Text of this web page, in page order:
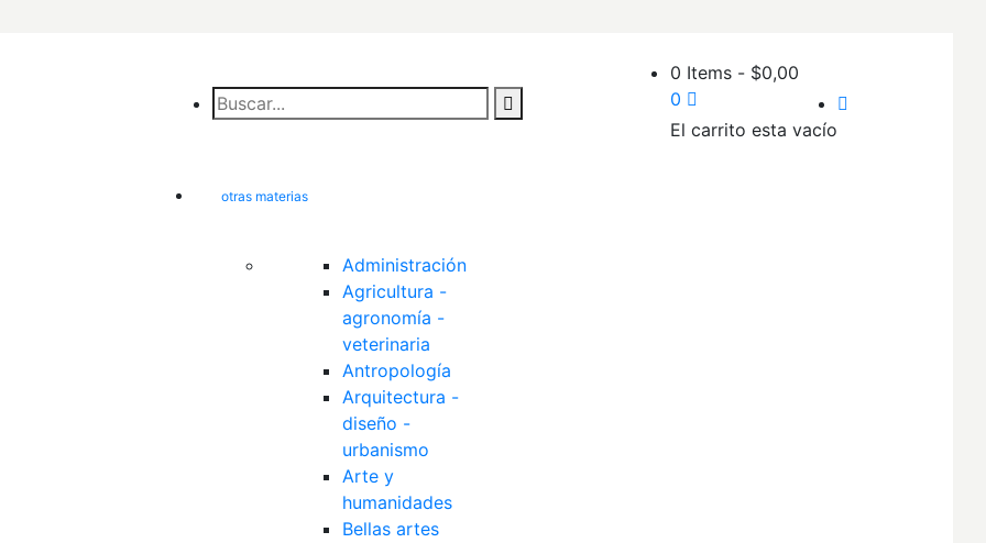
otras materias
Administración
Agricultura -
agronomía -
veterinaria
Antropología
Arquitectura -
diseño -
urbanismo
Arte y
humanidades
Bellas artes
0 Items - $0,00
0
El carrito esta vacío